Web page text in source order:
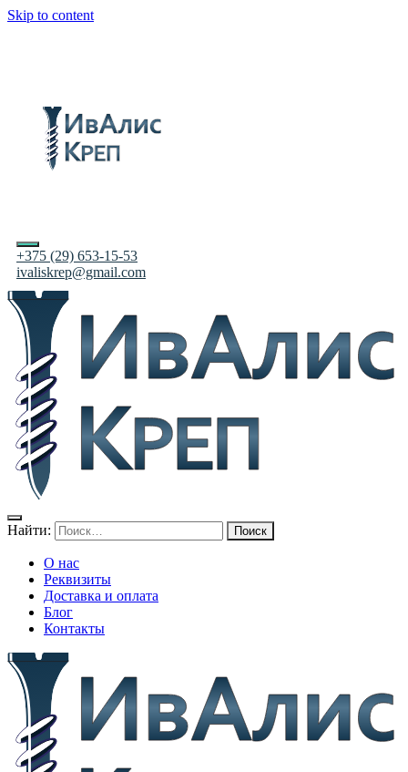
Skip to content
+375 (29) 653-15-53
ivaliskrep@gmail.com
Найти:
О нас
Реквизиты
Доставка и оплата
Блог
Контакты